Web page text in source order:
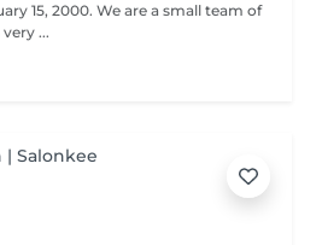
are a small team of
...